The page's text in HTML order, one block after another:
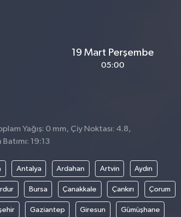
19 Mart Perşembe
05:00
Yağış: 0 mm, Çiy Noktası: 4.8,
19:13
Antalya Ardahan Artvin Aydın
Bursa Çanakkale Çankırı Çorum
Gaziantep Giresun Gümüşhane